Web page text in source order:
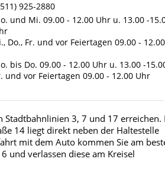
925-2880
und Mi.09.00 - 12.00 Uhr u. 13.00 -
Do., Fr. und vor Feiertagen09.00 -
bis Do.09.00 - 12.00 Uhr u. 13.00 -
und vor Feiertagen09.00 - 12.00 Uhr
Stadtbahnlinien 3, 7 und 17 erreichen.
14 liegt direkt neben der Haltestelle
mit dem Auto kommen Sie am
und verlassen diese am Kreisel